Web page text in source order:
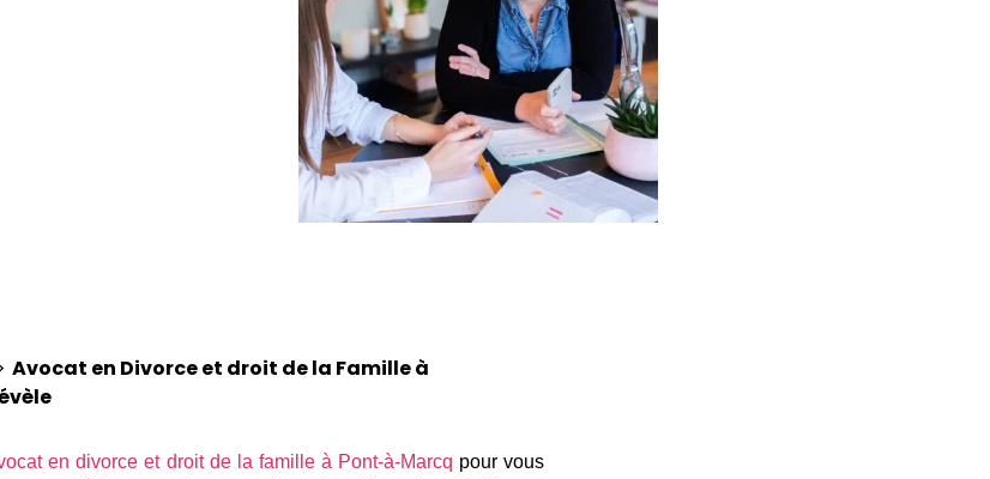
Avocat en Divorce et droit de la Famille à
en divorce et droit de la famille à Pont-à-Marcq pour vous